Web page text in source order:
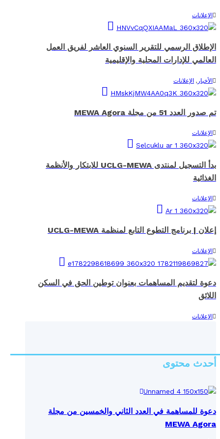
الإعلانات
الإطلاق الرسمي للتقرير السنوي العاشر لفريق العمل
العالمي للإدارات المحلية والإقليمية
الأخبار , الإعلانات
تم صدور العدد 51 من مجلة MEWA Agora
الإعلانات
بدأ التسجيل لمنتدى UCLG-MEWA للابتكار والأنظمة
الغذائية
الإعلانات
إعلان | برنامج التطوع التابع لمنظمة UCLG-MEWA
الإعلانات
دعوة لتقديم المساهمات بعنوان توطين الحق في السكن
اللائق
الإعلانات
أحدث محتوى
دعوة للمساهمة في العدد الثاني والخمسين من مجلة
MEWA Agora